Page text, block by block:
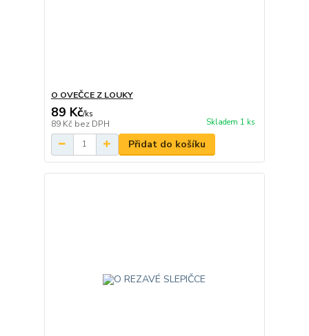
O OVEČCE Z LOUKY
89 Kč/ks
89 Kč bez DPH Skladem 1 ks
Přidat do košíku